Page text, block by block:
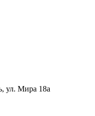
ул. Мира 18а